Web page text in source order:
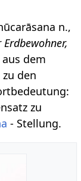
n.,
aus dem
den
zu
- Stellung.